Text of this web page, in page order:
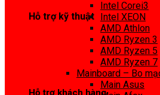
Hỗ trợ kỹ thuật
Hỗ trợ khách hàng
Intel Corei3
Intel XEON
AMD Athlon
AMD Ryzen 3
AMD Ryzen 5
AMD Ryzen 7
Mainboard – Bo
Main Asus